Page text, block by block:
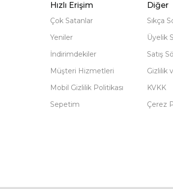
Hızlı Erişim
Çok Satanlar
Yeniler
İndirimdekiler
Müşteri Hizmetleri
Mobil Gizlilik Politikası
Sepetim
Diğer
Sıkça
Üyelik
Satış
Gizlilik
KVKK
Çerez